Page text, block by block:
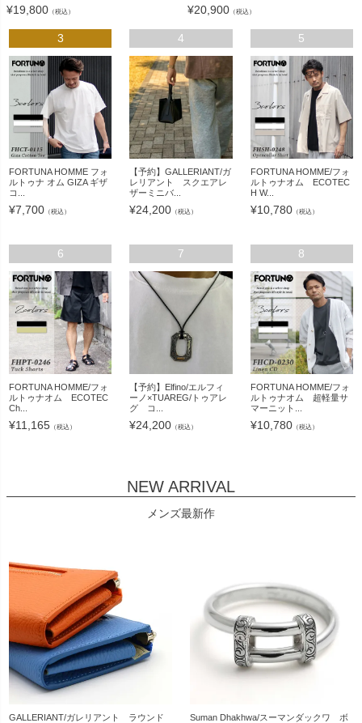
¥19,800 （税込） ¥20,900 （税込）
3
FORTUNA HOMME フォ
ルトゥナ オム GIZA ギザ
コ...
¥7,700 （税込）
4
【予約】GALLERIANT/ガ
レリアント スクエアレ
ザーミニバ...
¥24,200 （税込）
5
FORTUNA HOMME/フォ
ルトゥナオム ECOTEC
H W...
¥10,780（税込）
6
FORTUNA HOMME/フォ
ルトゥナオム ECOTEC
Ch...
¥11,165 （税込）
7
【予約】Elfino/エルフィ
ーノ×TUAREG/トゥアレ
グ コ...
¥24,200 （税込）
8
FORTUNA HOMME/フォ
ルトゥナオム 超軽量サ
マーニット...
¥10,780（税込）
NEW ARRIVAL
メンズ最新作
GALLERIANT/ガレリアント ラウンド
Suman Dhakhwa/スーマンダックワ ボ